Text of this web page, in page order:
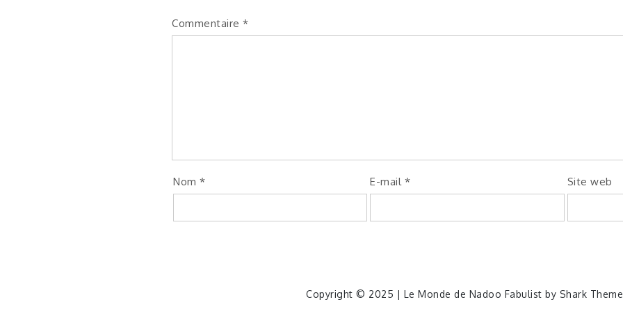
Commentaire *
Nom * E-mail * Site web
Copyright © 2025 | Le Monde de Nadoo Fabulist by Shark